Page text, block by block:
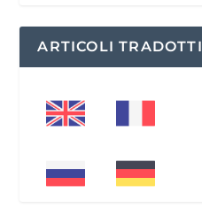
ARTICOLI TRADOTTI